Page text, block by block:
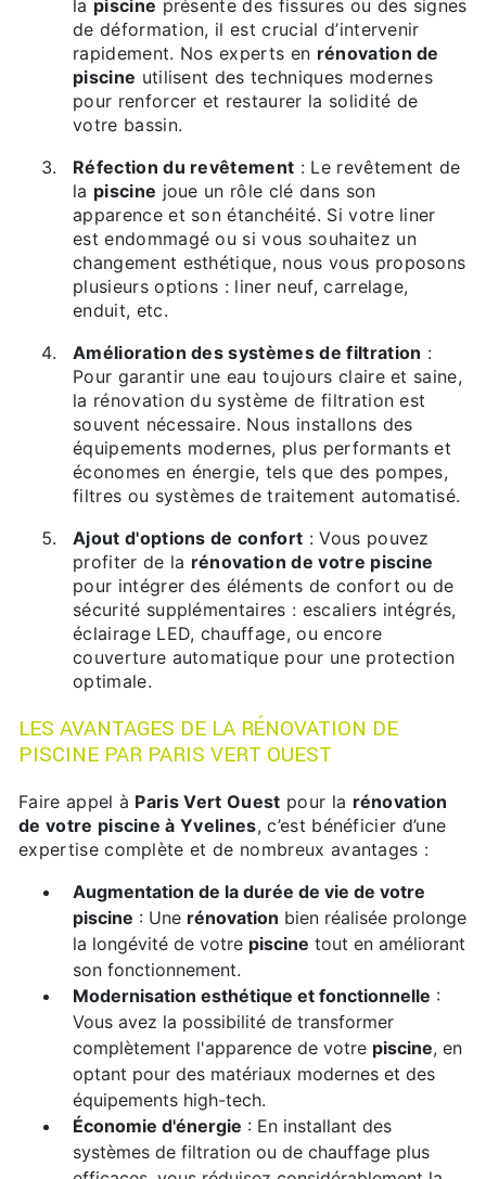
la piscine présente des fissures ou des signes
de déformation, il est crucial d’intervenir
rapidement. Nos experts en rénovation de
piscine utilisent des techniques modernes
pour renforcer et restaurer la solidité de
votre bassin.
Réfection du revêtement : Le revêtement de
la piscine joue un rôle clé dans son
apparence et son étanchéité. Si votre liner
est endommagé ou si vous souhaitez un
changement esthétique, nous vous proposons
plusieurs options : liner neuf, carrelage,
enduit, etc.
Amélioration des systèmes de filtration :
Pour garantir une eau toujours claire et saine,
la rénovation du système de filtration est
souvent nécessaire. Nous installons des
équipements modernes, plus performants et
économes en énergie, tels que des pompes,
filtres ou systèmes de traitement automatisé.
Ajout d'options de confort : Vous pouvez
profiter de la rénovation de votre piscine
pour intégrer des éléments de confort ou de
sécurité supplémentaires : escaliers intégrés,
éclairage LED, chauffage, ou encore
couverture automatique pour une protection
optimale.
LES AVANTAGES DE LA RÉNOVATION DE
PISCINE PAR PARIS VERT OUEST
Faire appel à Paris Vert Ouest pour la rénovation
de votre piscine à Yvelines, c’est bénéficier d’une
expertise complète et de nombreux avantages :
Augmentation de la durée de vie de votre
piscine : Une rénovation bien réalisée prolonge
la longévité de votre piscine tout en améliorant
son fonctionnement.
Modernisation esthétique et fonctionnelle :
Vous avez la possibilité de transformer
complètement l'apparence de votre piscine, en
optant pour des matériaux modernes et des
équipements high-tech.
Économie d'énergie : En installant des
systèmes de filtration ou de chauffage plus